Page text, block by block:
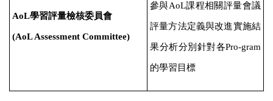
AoL學習評量檢核委員會
(AoL Assessment Committee)
參與AoL課程相關評量會議
評量方法定義與改進實施結
果分析分別針對各Pro-gram
的學習目標